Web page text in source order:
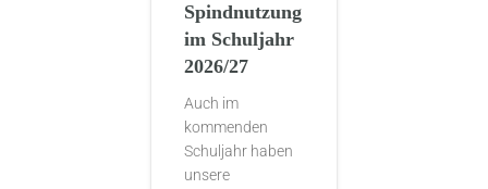
Spindnutzung
im Schuljahr
2026/27
Auch im
kommenden
Schuljahr haben
unsere